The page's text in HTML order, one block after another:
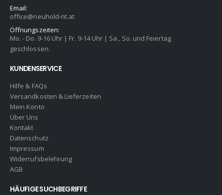
Email:
office@neuhold-nt.at
Öffnungszeiten:
Mo. - Do. 9-16 Uhr | Fr. 9-14 Uhr | Sa., So. und Feiertag
geschlossen.
KUNDENSERVICE
Hilfe & FAQs
Versandkosten & Lieferzeiten
Mein Konto
Über Uns
Kontakt
Datenschutz
Impressum
Widerrufsbelehrung
AGB
HÄUFIGE SUCHBEGRIFFE